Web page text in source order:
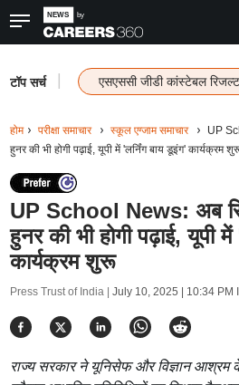
टॉप सर्च एसएससी जीडी कांस्टेबल
होम परीक्षा समाचार स्कूल एग्जाम समाचार
UP
हुनर की भी होगी पढ़ाई, यूपी में 'लर्निंग बाय डूइंग' कार्यक्रम
UP School News: अब
हुनर की भी होगी पढ़ाई, यूपी
कार्यक्रम शुरू
Press Trust of India | July 10, 2025 | 10:34 PM
राज्य सरकार ने यूनिसेफ और विज्ञान